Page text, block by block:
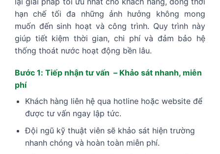
hạn chế tối đa những ảnh hưởng không mong
muốn đến sinh hoạt và công trình. Quy trình này
giúp tiết kiệm thời gian, chi phí và đảm bảo hệ
thống thoát nước hoạt động bền lâu.
Bước 1: Tiếp nhận tư vấn – Khảo sát nhanh, miễn
phí
Khách hàng liên hệ qua hotline hoặc website để
được tư vấn ngay lập tức.
Đội ngũ kỹ thuật viên sẽ khảo sát hiện trường
nhanh chóng và hoàn toàn miễn phí.